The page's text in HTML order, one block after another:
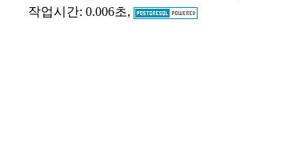
작업시간: 0.006초,